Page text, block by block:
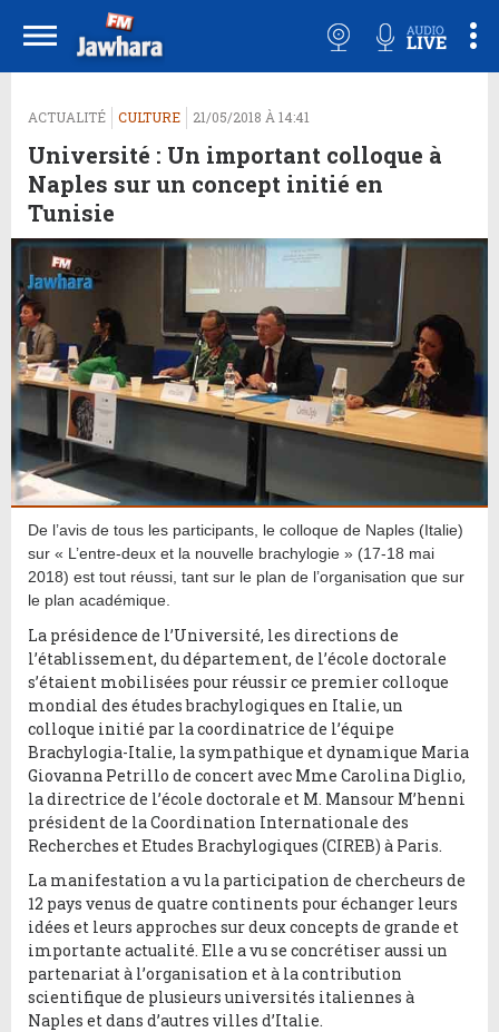
ACTUALITÉ CULTURE 21/05/2018 À 14:41
Université : Un important colloque à
Naples sur un concept initié en
Tunisie
De l’avis de tous les participants, le colloque de Naples (Italie)
sur « L’entre-deux et la nouvelle brachylogie » (17-18 mai
2018) est tout réussi, tant sur le plan de l’organisation que sur
le plan académique.
La présidence de l’Université, les directions de
l’établissement, du département, de l’école doctorale
s’étaient mobilisées pour réussir ce premier colloque
mondial des études brachylogiques en Italie, un
colloque initié par la coordinatrice de l’équipe
Brachylogia-Italie, la sympathique et dynamique Maria
Giovanna Petrillo de concert avec Mme Carolina Diglio,
la directrice de l’école doctorale et M. Mansour M’henni
président de la Coordination Internationale des
Recherches et Etudes Brachylogiques (CIREB) à Paris.
La manifestation a vu la participation de chercheurs de
12 pays venus de quatre continents pour échanger leurs
idées et leurs approches sur deux concepts de grande et
importante actualité. Elle a vu se concrétiser aussi un
partenariat à l’organisation et à la contribution
scientifique de plusieurs universités italiennes à
Naples et dans d’autres villes d’Italie.